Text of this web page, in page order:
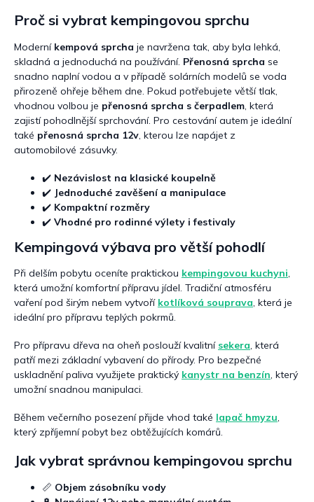
v
y
v
ý
p
i
s
u
Proč si vybrat kempingovou sprchu
Moderní kempová sprcha je navržena tak, aby byla lehká,
skladná a jednoduchá na používání. Přenosná sprcha se
snadno naplní vodou a v případě solárních modelů se voda
přirozeně ohřeje během dne. Pokud potřebujete větší tlak,
vhodnou volbou je přenosná sprcha s čerpadlem, která
zajistí pohodlnější sprchování. Pro cestování autem je ideální
také přenosná sprcha 12v, kterou lze napájet z
automobilové zásuvky.
✔️ Nezávislost na klasické koupelně
✔️ Jednoduché zavěšení a manipulace
✔️ Kompaktní rozměry
✔️ Vhodné pro rodinné výlety i festivaly
Kempingová výbava pro větší pohodlí
Při delším pobytu oceníte praktickou kempingovou kuchyni,
která umožní komfortní přípravu jídel. Tradiční atmosféru
vaření pod širým nebem vytvoří kotlíková souprava, která je
ideální pro přípravu teplých pokrmů.
Pro přípravu dřeva na oheň poslouží kvalitní sekera, která
patří mezi základní vybavení do přírody. Pro bezpečné
uskladnění paliva využijete praktický kanystr na benzín, který
umožní snadnou manipulaci.
Během večerního posezení přijde vhod také lapač hmyzu,
který zpříjemní pobyt bez obtěžujících komárů.
Jak vybrat správnou kempingovou sprchu
📏 Objem zásobníku vody